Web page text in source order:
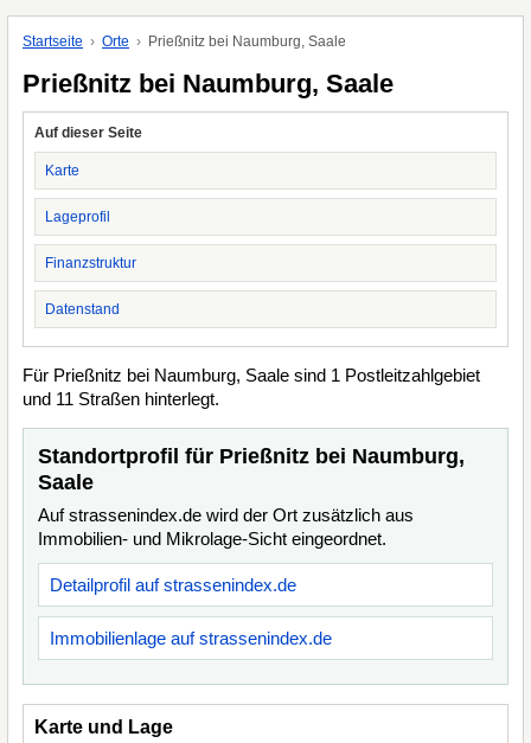
Startseite Orte Prießnitz bei Naumburg, Saale
Prießnitz bei Naumburg, Saale
Auf dieser Seite
Karte
Lageprofil
Finanzstruktur
Datenstand
Für Prießnitz bei Naumburg, Saale sind 1 Postleitzahlgebiet
und 11 Straßen hinterlegt.
Standortprofil für Prießnitz bei Naumburg,
Saale
Auf strassenindex.de wird der Ort zusätzlich aus
Immobilien- und Mikrolage-Sicht eingeordnet.
Detailprofil auf strassenindex.de
Immobilienlage auf strassenindex.de
Karte und Lage